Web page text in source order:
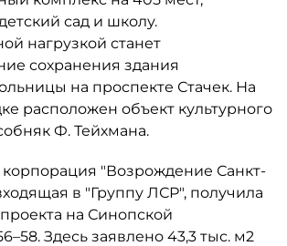
сад и школу.
нагрузкой станет
сохранения здания
на проспекте Стачек. На
расположен объект культурного
Ф. Тейхмана.
корпорация "Возрождение Санкт-
в "Группу ЛСР", получила
на Синопской
Здесь заявлено 43,3 тыс. м2